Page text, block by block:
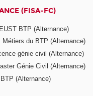
(FISA-FC)
BTP (Alternance)
Métiers du BTP (Alternance)
génie civil (Alternance)
Génie Civil (Alternance)
BTP (Alternance)